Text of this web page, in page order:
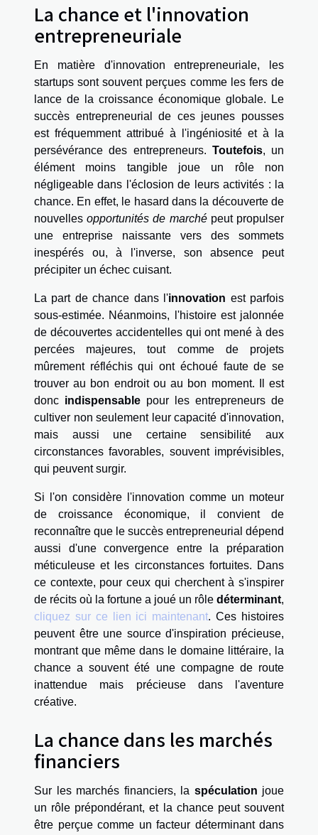
La chance et l'innovation
entrepreneuriale
En matière d'innovation entrepreneuriale, les
startups sont souvent perçues comme les fers de
lance de la croissance économique globale. Le
succès entrepreneurial de ces jeunes pousses
est fréquemment attribué à l'ingéniosité et à la
persévérance des entrepreneurs. Toutefois, un
élément moins tangible joue un rôle non
négligeable dans l'éclosion de leurs activités : la
chance. En effet, le hasard dans la découverte de
nouvellesopportunités de marchépeut propulser
une entreprise naissante vers des sommets
inespérés ou, à l'inverse, son absence peut
précipiter un échec cuisant.
La part de chance dans l'innovation est parfois
sous-estimée. Néanmoins, l'histoire est jalonnée
de découvertes accidentelles qui ont mené à des
percées majeures, tout comme de projets
mûrement réfléchis qui ont échoué faute de se
trouver au bon endroit ou au bon moment. Il est
donc indispensable pour les entrepreneurs de
cultiver non seulement leur capacité d'innovation,
mais aussi une certaine sensibilité aux
circonstances favorables, souvent imprévisibles,
qui peuvent surgir.
Si l'on considère l'innovation comme un moteur
de croissance économique, il convient de
reconnaître que le succès entrepreneurial dépend
aussi d'une convergence entre la préparation
méticuleuse et les circonstances fortuites. Dans
ce contexte, pour ceux qui cherchent à s'inspirer
de récits où la fortune a joué un rôle déterminant,
cliquez sur ce lien ici maintenant. Ces histoires
peuvent être une source d'inspiration précieuse,
montrant que même dans le domaine littéraire, la
chance a souvent été une compagne de route
inattendue mais précieuse dans l'aventure
créative.
La chance dans les marchés
financiers
Sur les marchés financiers, la spéculation joue
un rôle prépondérant, et la chance peut souvent
être perçue comme un facteur déterminant dans